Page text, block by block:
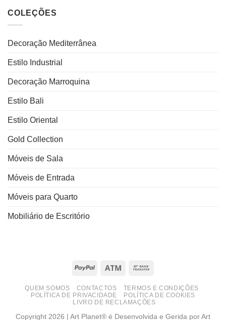
COLEÇÕES
Decoração Mediterrânea
Estilo Industrial
Decoração Marroquina
Estilo Bali
Estilo Oriental
Gold Collection
Móveis de Sala
Móveis de Entrada
Móveis para Quarto
Mobiliário de Escritório
PayPal Atm
QUEM SOMOS CONTACTOS
TERMOS E CONDIÇÕES
POLÍTICA DE PRIVACIDADE
POLÍTICA DE COOKIES
LIVRO DE RECLAMAÇÕES
Copyright 2026 | Art Planet® é Desenvolvida e Gerida por Art